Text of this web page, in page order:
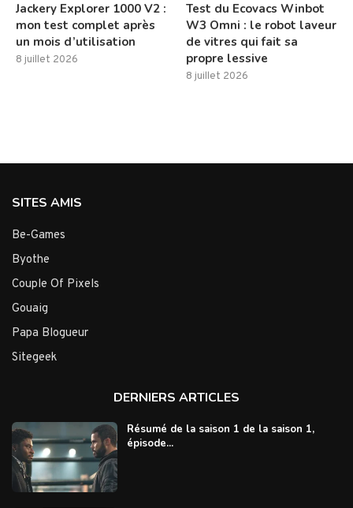
Jackery Explorer 1000 V2 :
mon test complet après
un mois d’utilisation
8 juillet 2026
Test du Ecovacs Winbot
W3 Omni : le robot laveur
de vitres qui fait sa
propre lessive
8 juillet 2026
SITES AMIS
Be-Games
Byothe
Couple Of Pixels
Gouaig
Papa Blogueur
Sitegeek
DERNIERS ARTICLES
Résumé de la saison 1 de la saison 1,
épisode...